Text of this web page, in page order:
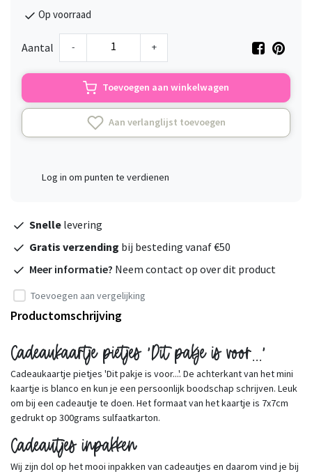
Op voorraad
Aantal - +
Toevoegen aan winkelwagen
Aan verlanglijst toevoegen
Log in om punten te verdienen
Snelle levering
Gratis verzending bij besteding vanaf €50
Meer informatie? Neem contact op over dit product
Toevoegen aan vergelijking
Productomschrijving
Cadeaukaartje pietjes 'Dit pakje is voor...'
Cadeaukaartje pietjes 'Dit pakje is voor...'. De achterkant van het mini
kaartje is blanco en kun je een persoonlijk boodschap schrijven. Leuk
om bij een cadeautje te doen. Het formaat van het kaartje is 7x7cm
gedrukt op 300grams sulfaatkarton.
Cadeautjes inpakken
Wij zijn dol op het mooi inpakken van cadeautjes en daarom vind je bij